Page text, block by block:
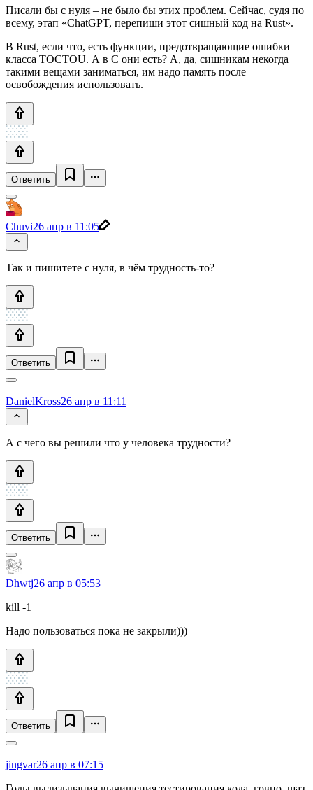
Писали бы с нуля – не было бы этих проблем. Сейчас, судя по
всему, этап «ChatGPT, перепиши этот сишный код на Rust».
В Rust, если что, есть функции, предотвращающие ошибки
класса TOCTOU. А в C они есть? А, да, сишникам некогда
такими вещами заниматься, им надо память после
освобождения использовать.
Ответить
Chuvi26 апр в 11:05
Так и пишитете с нуля, в чём трудность-то?
Ответить
DanielKross26 апр в 11:11
А с чего вы решили что у человека трудности?
Ответить
Dhwtj26 апр в 05:53
kill -1
Надо пользоваться пока не закрыли)))
Ответить
jingvar26 апр в 07:15